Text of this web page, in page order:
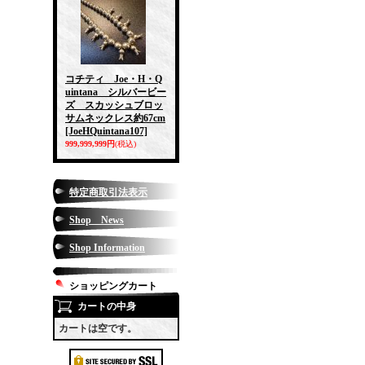
コチティ Joe・H・Q
uintana シルバービー
ズ スカッシュブロッ
サムネックレス約67cm
[JoeHQuintana107]
999,999,999円(税込)
特定商取引法表示
Shop News
Shop Information
ショッピングカート
カートの中身
カートは空です。